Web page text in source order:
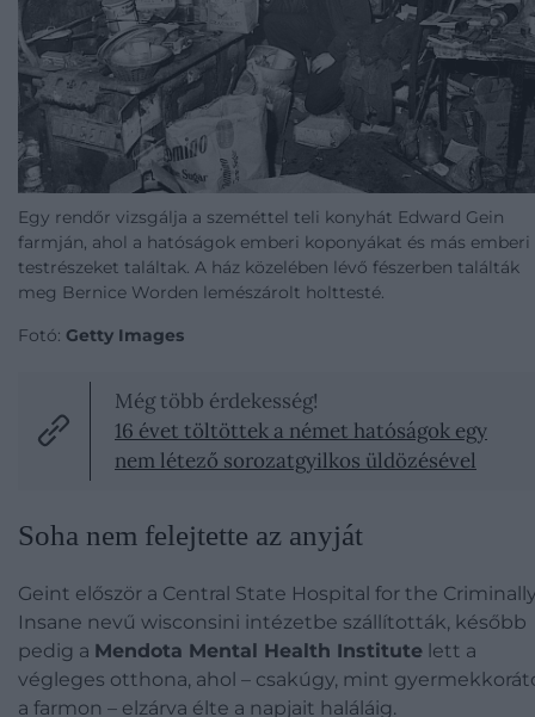
Egy rendőr vizsgálja a szeméttel teli konyhát Edward Gein
farmján, ahol a hatóságok emberi koponyákat és más emberi
testrészeket találtak. A ház közelében lévő fészerben találták
meg Bernice Worden lemészárolt holttesté.
Fotó: Getty Images
Még több érdekesség!
16 évet töltöttek a német hatóságok egy
nem létező sorozatgyilkos üldözésével
Soha nem felejtette az anyját
Geint először a Central State Hospital for the
Insane nevű wisconsini intézetbe szállították, később
pedig a Mendota Mental Health Institute lett a
végleges otthona, ahol – csakúgy, mint
a farmon – elzárva élte a napjait haláláig.